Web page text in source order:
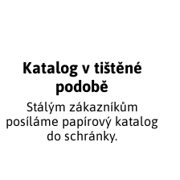
Katalog v tištěné
podobě
Stálým zákazníkům
posíláme papírový katalog
do schránky.